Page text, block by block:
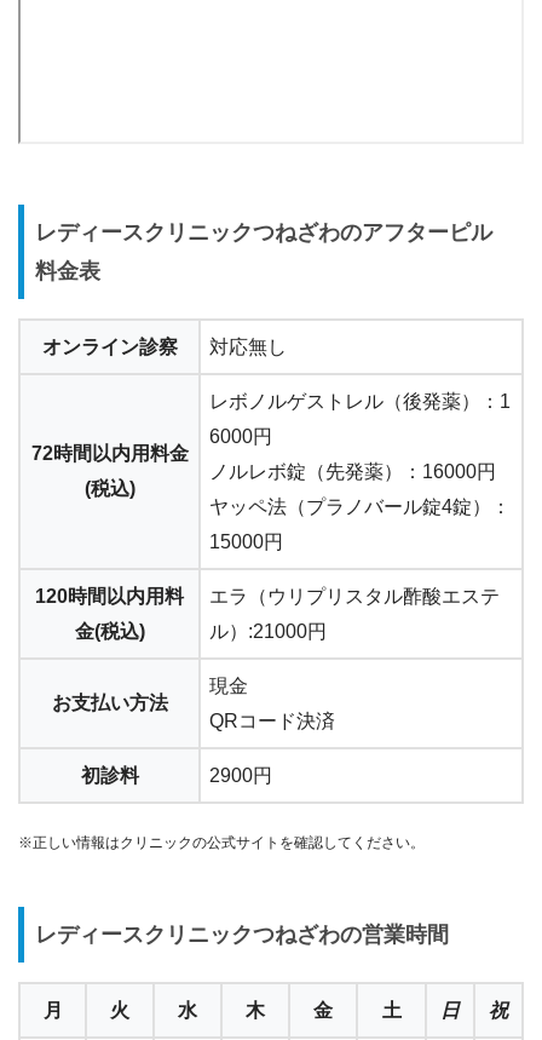
レディースクリニックつねざわのアフターピル
料金表
オンライン診察 対応無し
72時間以内用料金
(税込)
レボノルゲストレル（後発薬）：1
6000円
ノルレボ錠（先発薬）：16000円
ヤッペ法（プラノバール錠4錠）：
15000円
120時間以内用料
金(税込)
エラ（ウリプリスタル酢酸エステ
ル）:21000円
お支払い方法
現金
QRコード決済
初診料 2900円
※正しい情報はクリニックの公式サイトを確認してください。
レディースクリニックつねざわの営業時間
月 火 水 木 金 土 日 祝